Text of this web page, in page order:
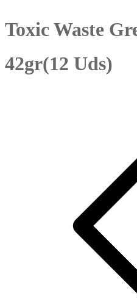
Toxic Waste
42gr(12 Uds)